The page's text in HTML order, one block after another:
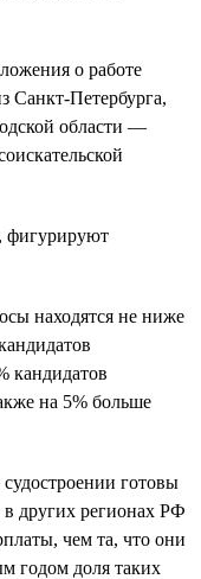
о работе
Санкт-Петербурга,
области —
фигурируют
находятся не ниже
кандидатов
на 5% больше
готовы
в других регионах РФ
чем та, что они
годом доля таких